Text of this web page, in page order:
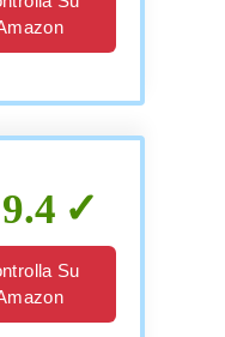
9.4
Su